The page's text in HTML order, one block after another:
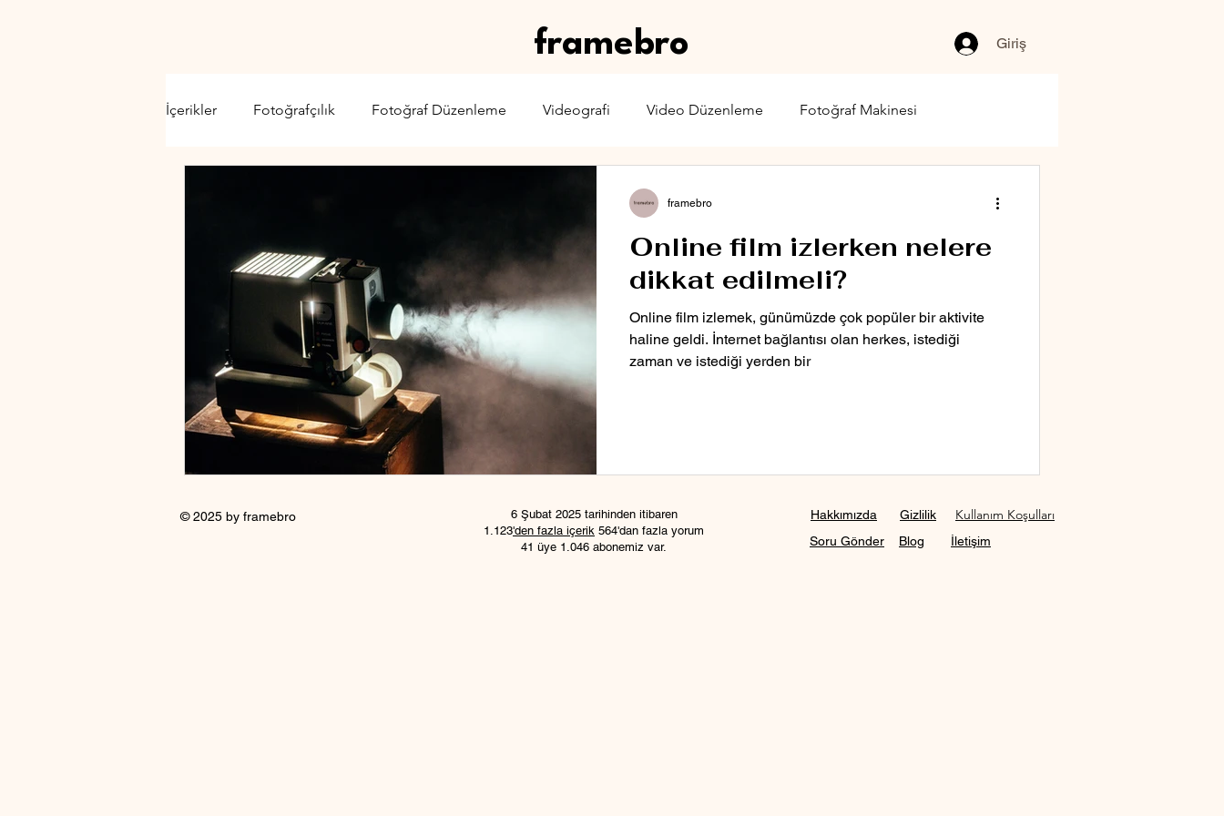
framebro Giriş
İçerikler Fotoğrafçılık Fotoğraf Düzenleme Videografi Video Düzenleme Fotoğraf Makinesi
Online film izlerken nelere
dikkat edilmeli?
Online film izlemek, günümüzde çok popüler bir aktivite
haline geldi. İnternet bağlantısı olan herkes, istediği
zaman ve istediği yerden bir
framebro
© 2025 by framebro
6 Şubat 2025 tarihinden itibaren
1.123'den fazla içerik 564'dan fazla yorum
41 üye 1.046 abonemiz var.
Hakkımızda
Soru Gönder
Gizlilik
Blog
Kullanım Koşulları
İletişim